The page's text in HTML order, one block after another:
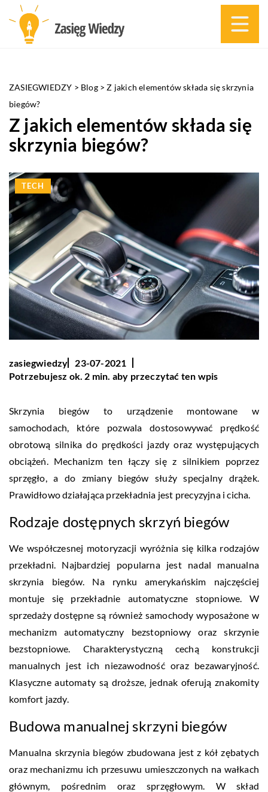
ZASIEGWIEDZY > Blog>Z jakich elementów składa się skrzynia
biegów?
Z jakich elementów składa się
skrzynia biegów?
TECH
zasiegwiedzy
23-07-2021
Potrzebujesz ok. 2 min. aby przeczytać ten wpis
Skrzynia biegów to urządzenie montowane w
samochodach, które pozwala dostosowywać prędkość
obrotową silnika do prędkości jazdy oraz występujących
obciążeń. Mechanizm ten łączy się z silnikiem poprzez
sprzęgło, a do zmiany biegów służy specjalny drążek.
Prawidłowo działająca przekładnia jest precyzyjna i cicha.
Rodzaje dostępnych skrzyń biegów
We współczesnej motoryzacji wyróżnia się kilka rodzajów
przekładni. Najbardziej popularna jest nadal manualna
skrzynia biegów. Na rynku amerykańskim najczęściej
montuje się przekładnie automatyczne stopniowe. W
sprzedaży dostępne są również samochody wyposażone w
mechanizm automatyczny bezstopniowy oraz skrzynie
bezstopniowe. Charakterystyczną cechą konstrukcji
manualnych jest ich niezawodność oraz bezawaryjność.
Klasyczne automaty są droższe, jednak oferują znakomity
komfort jazdy.
Budowa manualnej skrzyni biegów
Manualna skrzynia biegów zbudowana jest z kół zębatych
oraz mechanizmu ich przesuwu umieszczonych na wałkach
głównym, pośrednim oraz sprzęgłowym. W skład